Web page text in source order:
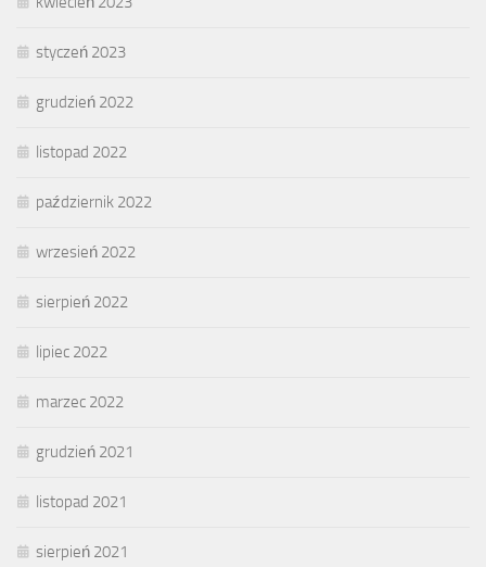
styczeń 2023
grudzień 2022
listopad 2022
październik 2022
wrzesień 2022
sierpień 2022
lipiec 2022
marzec 2022
grudzień 2021
listopad 2021
sierpień 2021